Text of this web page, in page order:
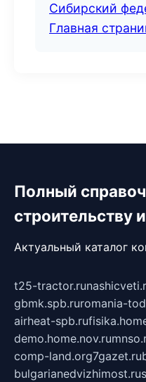
Сибирский
Главная
Полный
строительству
Актуальный каталог
t25-tractor.ru
gbmk.spb.ruromania-
airheat-spb.ru
demo.home.nov.ru
comp-land.org7gazet.ru
bulgarianedvizhimost.ru